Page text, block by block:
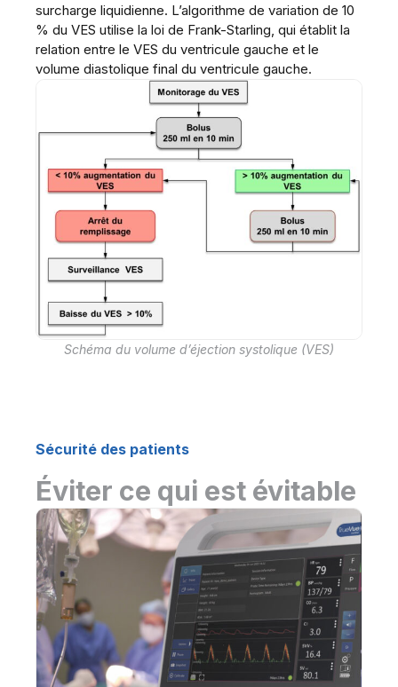
surcharge liquidienne. L’algorithme de variation de 10
% du VES utilise la loi de Frank-Starling, qui établit la
relation entre le VES du ventricule gauche et le
volume diastolique final du ventricule gauche.
Schéma du volume d’éjection systolique (VES)
Sécurité des patients
Éviter ce qui est évitable